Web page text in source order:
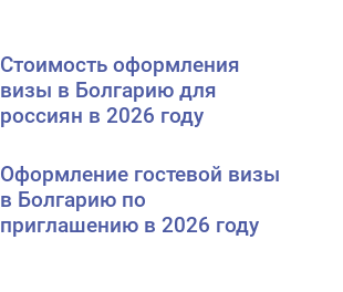
Стоимость оформления
визы в Болгарию для
россиян в 2026 году
Оформление гостевой визы
в Болгарию по
приглашению в 2026 году